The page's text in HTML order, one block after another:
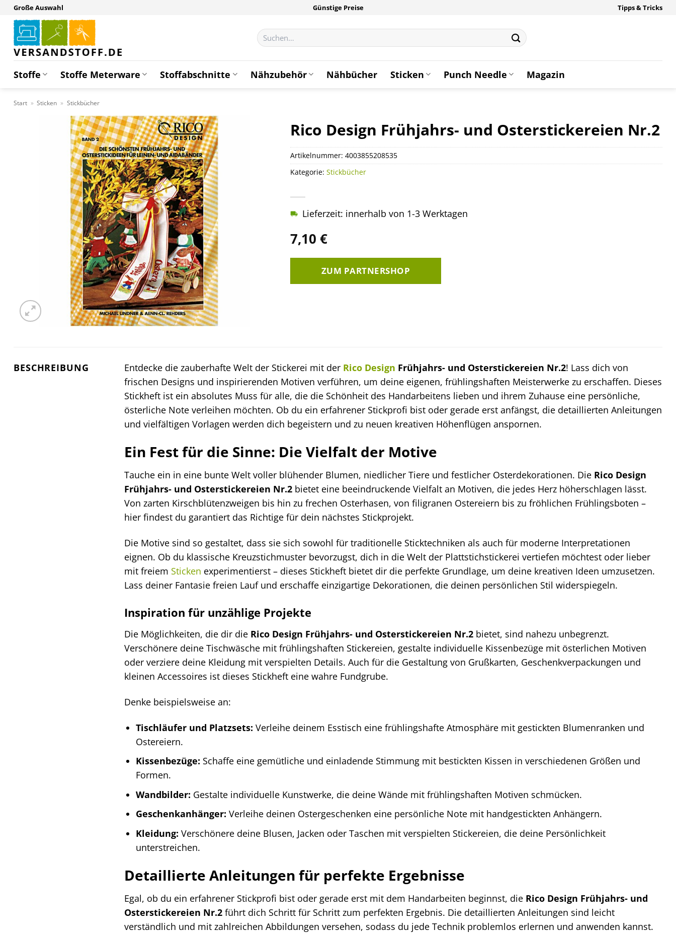
Zum
Inhalt
springen
Große Auswahl Günstige Preise Tipps & Tricks
Suchen
nach:
Stoffe Stoffe Meterware Stoffabschnitte Nähzubehör Nähbücher Sticken Punch Needle Magazin
Start » Sticken » Stickbücher
Rico Design Frühjahrs- und Osterstickereien Nr.2
7,10 €
Lieferzeit: innerhalb von 1-3 Werktagen
ZUM PARTNERSHOP
Artikelnummer: 4003855208535
Kategorie: Stickbücher
BESCHREIBUNG Entdecke die zauberhafte Welt der Stickerei mit der Rico Design Frühjahrs- und Osterstickereien Nr.2! Lass dich von
frischen Designs und inspirierenden Motiven verführen, um deine eigenen, frühlingshaften Meisterwerke zu erschaffen. Dieses
Stickheft ist ein absolutes Muss für alle, die die Schönheit des Handarbeitens lieben und ihrem Zuhause eine persönliche,
österliche Note verleihen möchten. Ob du ein erfahrener Stickprofi bist oder gerade erst anfängst, die detaillierten Anleitungen
und vielfältigen Vorlagen werden dich begeistern und zu neuen kreativen Höhenflügen anspornen.
Ein Fest für die Sinne: Die Vielfalt der Motive
Tauche ein in eine bunte Welt voller blühender Blumen, niedlicher Tiere und festlicher Osterdekorationen. Die Rico Design
Frühjahrs- und Osterstickereien Nr.2 bietet eine beeindruckende Vielfalt an Motiven, die jedes Herz höherschlagen lässt.
Von zarten Kirschblütenzweigen bis hin zu frechen Osterhasen, von filigranen Ostereiern bis zu fröhlichen Frühlingsboten –
hier findest du garantiert das Richtige für dein nächstes Stickprojekt.
Die Motive sind so gestaltet, dass sie sich sowohl für traditionelle Sticktechniken als auch für moderne Interpretationen
eignen. Ob du klassische Kreuzstichmuster bevorzugst, dich in die Welt der Plattstichstickerei vertiefen möchtest oder lieber
mit freiem Sticken experimentierst – dieses Stickheft bietet dir die perfekte Grundlage, um deine kreativen Ideen umzusetzen.
Lass deiner Fantasie freien Lauf und erschaffe einzigartige Dekorationen, die deinen persönlichen Stil widerspiegeln.
Inspiration für unzählige Projekte
Die Möglichkeiten, die dir die Rico Design Frühjahrs- und Osterstickereien Nr.2 bietet, sind nahezu unbegrenzt.
Verschönere deine Tischwäsche mit frühlingshaften Stickereien, gestalte individuelle Kissenbezüge mit österlichen Motiven
oder verziere deine Kleidung mit verspielten Details. Auch für die Gestaltung von Grußkarten, Geschenkverpackungen und
kleinen Accessoires ist dieses Stickheft eine wahre Fundgrube.
Denke beispielsweise an:
Tischläufer und Platzsets: Verleihe deinem Esstisch eine frühlingshafte Atmosphäre mit gestickten Blumenranken und
Ostereiern.
Kissenbezüge: Schaffe eine gemütliche und einladende Stimmung mit bestickten Kissen in verschiedenen Größen und
Formen.
Wandbilder: Gestalte individuelle Kunstwerke, die deine Wände mit frühlingshaften Motiven schmücken.
Geschenkanhänger: Verleihe deinen Ostergeschenken eine persönliche Note mit handgestickten Anhängern.
Kleidung: Verschönere deine Blusen, Jacken oder Taschen mit verspielten Stickereien, die deine Persönlichkeit
unterstreichen.
Detaillierte Anleitungen für perfekte Ergebnisse
Egal, ob du ein erfahrener Stickprofi bist oder gerade erst mit dem Handarbeiten beginnst, die Rico Design Frühjahrs- und
Osterstickereien Nr.2 führt dich Schritt für Schritt zum perfekten Ergebnis. Die detaillierten Anleitungen sind leicht
verständlich und mit zahlreichen Abbildungen versehen, sodass du jede Technik problemlos erlernen und anwenden kannst.